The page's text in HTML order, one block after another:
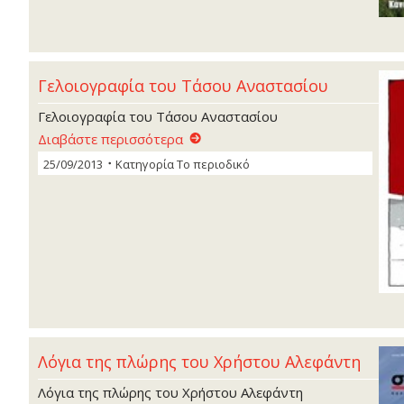
Γελοιογραφία του Τάσου Αναστασίου
Γελοιογραφία του Τάσου Αναστασίου
Διαβάστε περισσότερα
25/09/2013 ΚατηγορίαΤο περιοδικό
Λόγια της πλώρης του Χρήστου Αλεφάντη
Λόγια της πλώρης του Χρήστου Αλεφάντη